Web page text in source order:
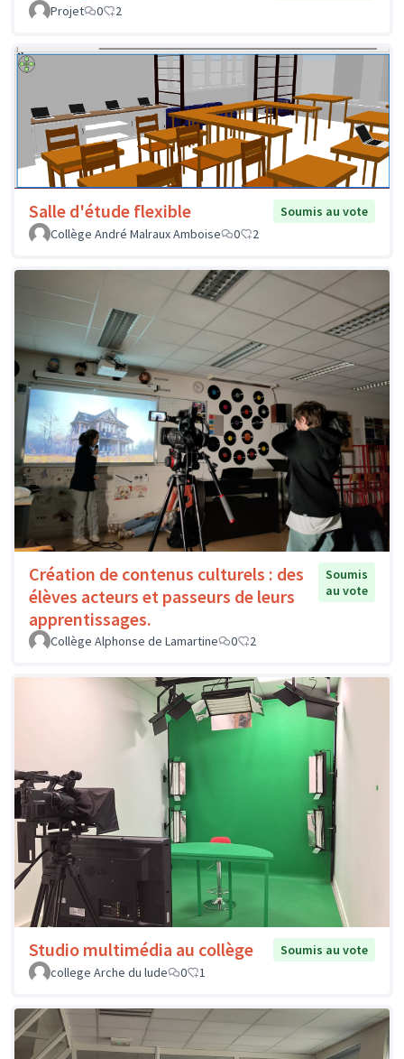
Projet
0 2
Salle d'étude flexible
Soumis au vote
Collège André Malraux Amboise
0 2
Création de contenus culturels : des
élèves acteurs et passeurs de leurs
apprentissages.
Soumis
au vote
Collège Alphonse de Lamartine 0 2
Studio multimédia au collège
Soumis au vote
college Arche du lude
0 1